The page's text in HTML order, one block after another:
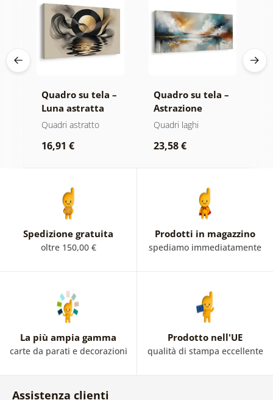
Quadro su tela –
Luna astratta
sull’acqua
Quadri astratto
16,91 €
Quadro su tela –
Astrazione
moderna con
Quadri laghi
23,58 €
Spedizione gratuita
oltre 150,00 €
Prodotti in magazzino
spediamo immediatamente
La più ampia gamma
carte da parati e decorazioni
Prodotto nell'UE
qualità di stampa eccellente
Assistenza clienti